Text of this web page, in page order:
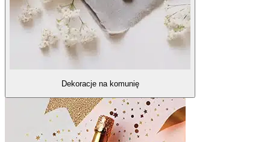
Dekoracje na komunię